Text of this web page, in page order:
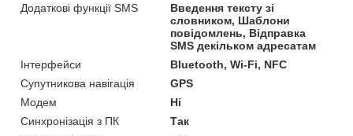
Додаткові функції SMS
Введення тексту зі
словником, Шаблони
повідомлень, Відправка
SMS декільком адресатам
Інтерфейси
Bluetooth, Wi-Fi, NFC
Супутникова навігація
GPS
Модем
Ні
Синхронізація з ПК
Так